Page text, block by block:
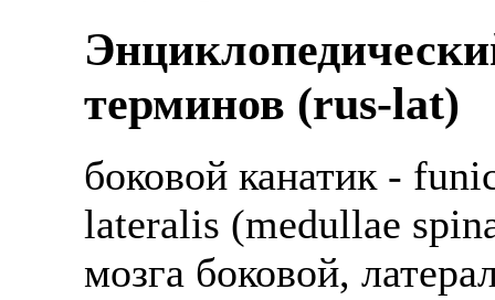
терминов (rus-lat)
боковой канатик -
lateralis (medullae
мозга боковой,